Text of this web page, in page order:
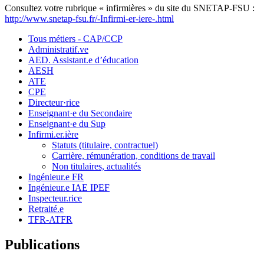
Consultez votre rubrique « infirmières » du site du SNETAP-FSU :
http://www.snetap-fsu.fr/-Infirmi-er-iere-.html
Tous métiers - CAP/CCP
Administratif.ve
AED. Assistant.e d’éducation
AESH
ATE
CPE
Directeur·rice
Enseignant·e du Secondaire
Enseignant·e du Sup
Infirmi.er.ière
Statuts (titulaire, contractuel)
Carrière, rémunération, conditions de travail
Non titulaires, actualités
Ingénieur.e FR
Ingénieur.e IAE IPEF
Inspecteur.rice
Retraité.e
TFR-ATFR
Publications